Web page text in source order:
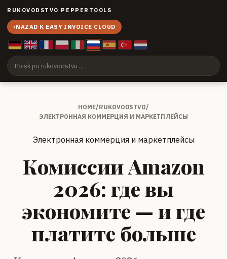
RUKOVODSTVO PEPPERTOOLS
‹NAZAD K EASY INVOICE CLOUD
HOME/RUKOVODSTVO/
ЭЛЕКТРОННАЯ КОММЕРЦИЯ И МАРКЕТПЛЕЙСЫ
Электронная коммерция и маркетплейсы
Комиссии Amazon
2026: где вы
экономите — и где
платите больше